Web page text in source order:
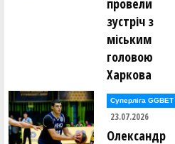
провели
зустріч з
міським
головою
Харкова
Суперліга GGBET
23.07.2026
Олександр